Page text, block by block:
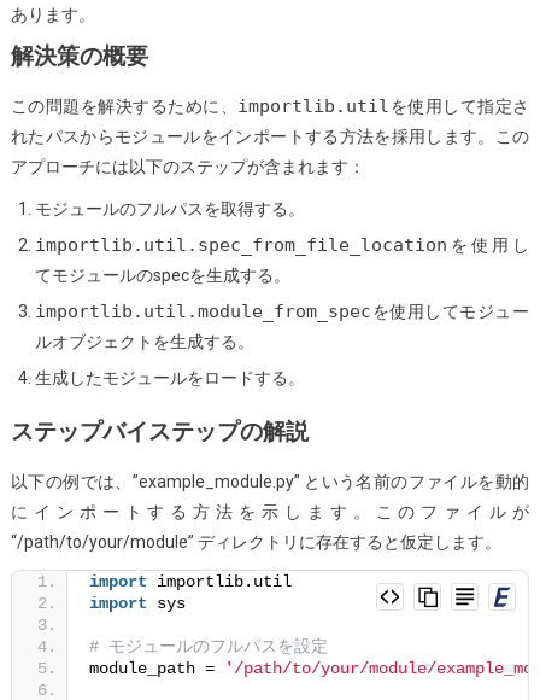
に
イ
る
あります。
解決策の概要
この問題を解決するために、 importlib.utilを使用して指定さ
れたパスからモジュールをインポートする方法を採用します。この
アプローチには以下のステップが含まれます：
モジュールのフルパスを取得する。
importlib.util.spec_from_file_location を使用し
てモジュールのspecを生成する。
importlib.util.module_from_specを使用してモジュー
ルオブジェクトを生成する。
生成したモジュールをロードする。
ステップバイステップの解説
以下の例では、”example_module.py” という名前のファイルを動的
にインポートする方法を示します。このファイルが
“/path/to/your/module” ディレクトリに存在すると仮定します。
import importlib.util
import sys
# モジュールのフルパスを設定
module_path =
'/path/to/your/module/